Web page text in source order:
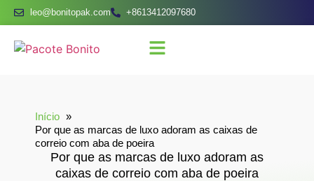
leo@bonitopak.com +8613412097680
Início
Por que as marcas de luxo adoram as caixas de
correio com aba de poeira
Por que as marcas de luxo adoram as
caixas de correio com aba de poeira